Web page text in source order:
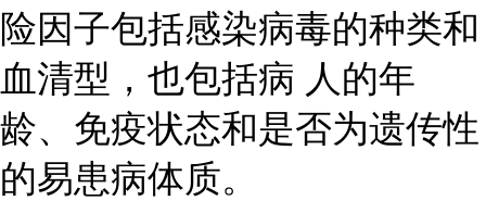
险因子包括感染病毒的种类和
血清型，也包括病 人的年
龄、免疫状态和是否为遗传性
的易患病体质。